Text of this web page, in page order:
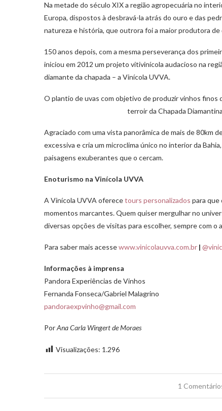
Na metade do século XIX a região agropecuária no
Europa, dispostos à desbravá-la atrás do ouro e das
natureza e história, que outrora foi a maior produtora
150 anos depois, com a mesma perseverança dos
iniciou em 2012 um projeto vitivinícola audacioso na
diamante da chapada – a Vinícola UVVA.
O plantio de uvas com objetivo de produzir vinhos finos
terroir da Chapada
Agraciado com uma vista panorâmica de mais de 80km
excessiva e cria um microclima único no interior da
paisagens exuberantes que o cercam.
Enoturismo na Vinícola UVVA
A Vinícola UVVA oferecetours personalizados para que
momentos marcantes. Quem quiser mergulhar no
diversas opções de visitas para escolher, sempre com
Para saber mais acessewww.vinicolauvva.com.br |
Informações à imprensa
Pandora Experiências de Vinhos
Fernanda Fonseca/Gabriel Malagrino
pandoraexpvinho@gmail.com
PorAna Carla Wingert de Moraes
Visualizações: 1.296
1